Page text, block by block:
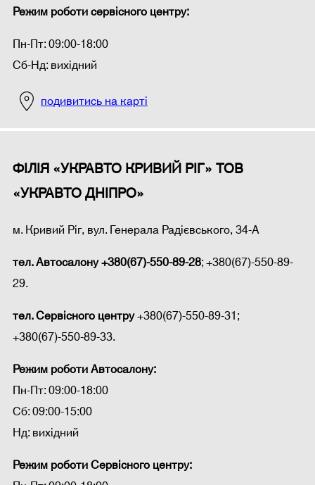
Режим роботи сервісного центру:
Пн-Пт: 09:00-18:00
Сб-Нд: вихідний
подивитись на карті
ФІЛІЯ «УКРАВТО КРИВИЙ РІГ» ТОВ
«УКРАВТО ДНІПРО»
м. Кривий Ріг, вул. Генерала Радієвського, 34-А
тел. Автосалону+380(67)-550-89-28; +380(67)-550-89-
29.
тел. Сервісного центру+380(67)-550-89-31;
+380(67)-550-89-33.
Режим роботи Автосалону:
Пн-Пт: 09:00-18:00
Сб: 09:00-15:00
Нд: вихідний
Режим роботи Сервісного центру: